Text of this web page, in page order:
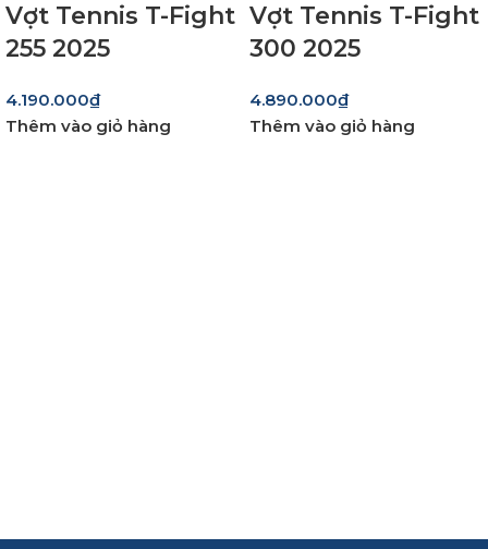
Vợt Tennis T-Fight
255 2025
4.190.000₫
Thêm vào giỏ hàng
Vợt Tennis T-Fight
300 2025
4.890.000₫
Thêm vào giỏ hàng